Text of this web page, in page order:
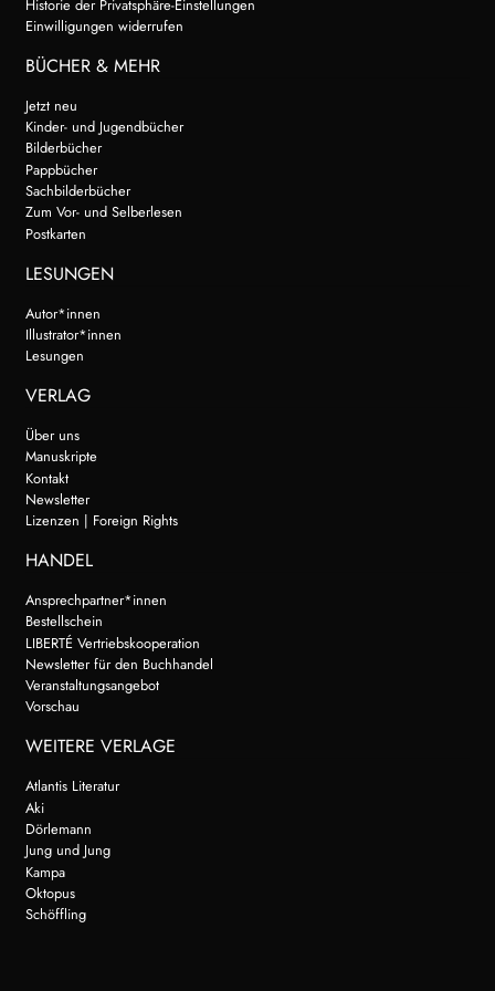
WEITERE VERLAGE
Search:
Historie der Privatsphäre-Einstellungen
Einwilligungen widerrufen
BÜCHER & MEHR
Jetzt neu
Kinder- und Jugendbücher
Bilderbücher
Pappbücher
Sachbilderbücher
Zum Vor- und Selberlesen
Postkarten
LESUNGEN
Autor*innen
Illustrator*innen
Lesungen
VERLAG
Über uns
Manuskripte
Kontakt
Newsletter
Lizenzen | Foreign Rights
HANDEL
Ansprechpartner*innen
Bestellschein
LIBERTÉ Vertriebskooperation
Newsletter für den Buchhandel
Veranstaltungsangebot
Vorschau
WEITERE VERLAGE
Atlantis Literatur
Aki
Dörlemann
Jung und Jung
Kampa
Oktopus
Schöffling